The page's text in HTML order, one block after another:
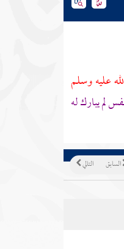
عليه وسلم
لم يبارك له
التالي السابق